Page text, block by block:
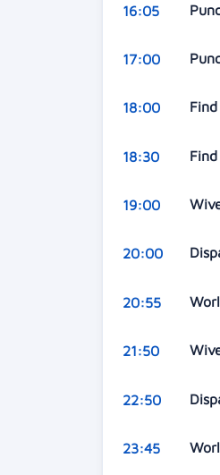
16:05
17:00
18:00
18:30
19:00
20:00
20:55
21:50
22:50
23:45